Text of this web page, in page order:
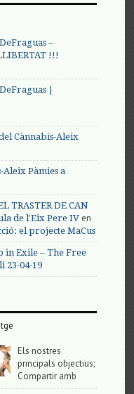
–
!!!
|
Cànnabis-Aleix
Aleix Pàmies a
TRASTER DE CAN
de l'Eix Pere IV en
el projecte MaCus
in Exile – The Free
23-04-19
Els nostres
principals objectius;
Compartir amb